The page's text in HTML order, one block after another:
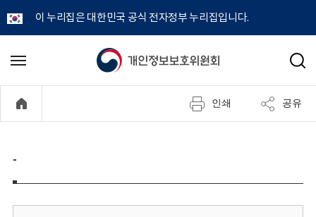
이 누리집은 대한민국 공식 전자정부 누리집입니다.
개
정
보
메
기
검
인쇄 공유
-